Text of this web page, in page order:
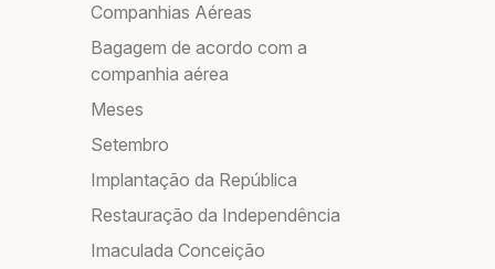
Companhias Aéreas
Bagagem de acordo com a
companhia aérea
Meses
Setembro
Implantação da República
Restauração da Independência
Imaculada Conceição